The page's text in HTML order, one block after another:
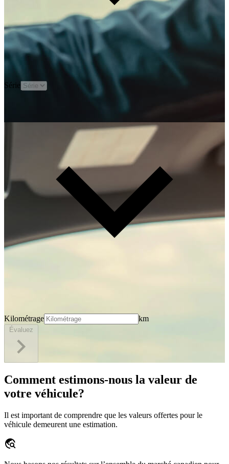
Série
Kilométrage km
Comment estimons-nous la valeur de
votre véhicule?
Il est important de comprendre que les valeurs offertes pour le
véhicule demeurent une estimation.